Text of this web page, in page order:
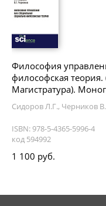
Философия
философская теория.
Магистратура).
Сидоров Л.Г., Черников
ISBN: 978-5-4365-5996-4
код 594992
1 100 руб.